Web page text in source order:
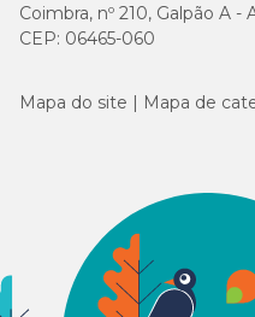
Coimbra, nº 210, Galpão A
CEP: 06465-060
Mapa do site Mapa de